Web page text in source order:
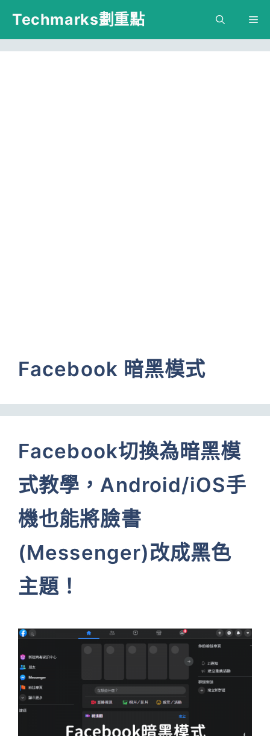
跳
主
Techmarks劃重點
Facebook 暗黑模式
Facebook切換為暗黑模
式教學，Android/iOS手
機也能將臉書
(Messenger)改成黑色
主題！